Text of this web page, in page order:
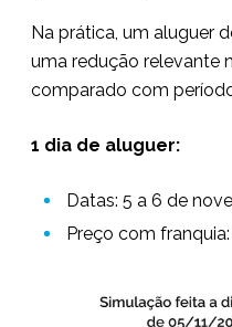
Na prática, um aluguer
uma redução relevante
comparado com
1 dia de aluguer:
Datas: 5 a 6 de
Preço com